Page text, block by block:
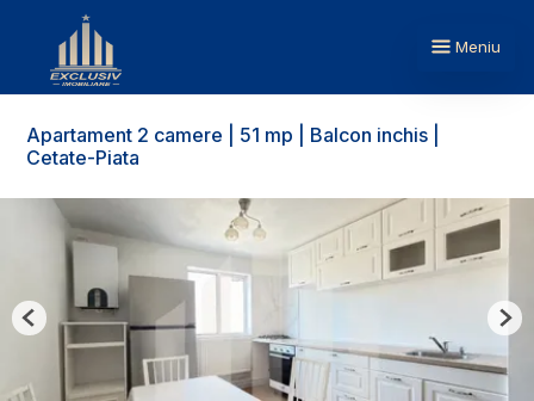
Meniu
Apartament 2 camere | 51 mp | Balcon inchis |
Cetate-Piata
Previous